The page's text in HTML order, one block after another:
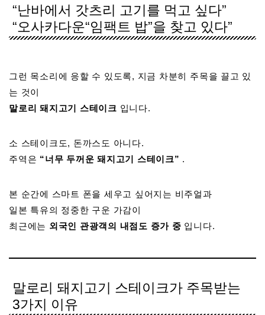
“난바에서 갓츠리 고기를 먹고 싶다”
“오사카다운“임팩트 밥”을 찾고 있다”
그런 목소리에 응할 수 있도록, 지금 차분히 주목을 끌고 있
는 것이
말로리 돼지고기 스테이크 입니다.
소 스테이크도, 돈까스도 아니다.
주역은 “너무 두꺼운 돼지고기 스테이크” .
본 순간에 스마트 폰을 세우고 싶어지는 비주얼과
일본 특유의 정중한 구운 가감이
최근에는 외국인 관광객의 내점도 증가 중 입니다.
말로리 돼지고기 스테이크가 주목받는
3가지 이유